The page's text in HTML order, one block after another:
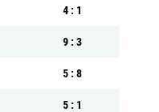
4 : 1
9 : 3
5 : 8
5 : 1